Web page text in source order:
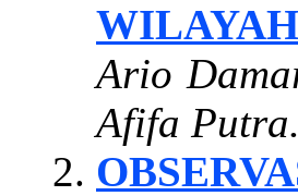
Ario
Afifa Putra.